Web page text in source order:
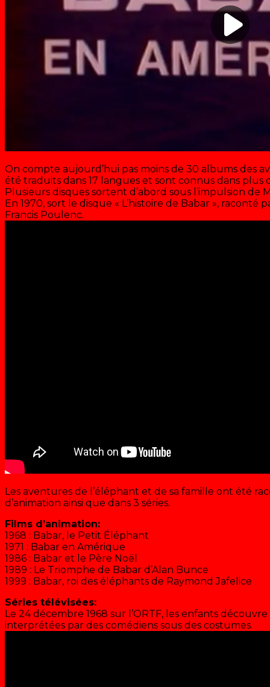
On compte aujourd’hui pas moins de 30 albums des
été traduits dans 17 langues et sont connus dans plus
Plusieurs disques sortent d’abord sous l’impulsion de
En 1970, sort le disque « L’histoire de Babar »,
Francis Poulenc.
Les aventures de l’éléphant et de sa famille ont été
d’animation ainsi que dans 3 séries.
Films d’animation:
1968 : Babar, le Petit Éléphant
1971 : Babar en Amérique
1986 : Babar et le Père Noël
1989 : Le Triomphe de Babar d’Alan Bunce
1999 : Babar, roi des éléphants de Raymond Jafelice
Séries télévisées:
Le 24 décembre 1968 sur l’ORTF, les enfants
interprétées par des comédiens sous des costumes.